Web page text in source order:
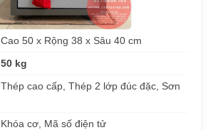
Cao 50 x Rộng 38 x Sâu 40 cm
50 kg
Thép cao cấp, Thép 2 lớp đúc đặc, Sơn
Khóa cơ, Mã số điện tử